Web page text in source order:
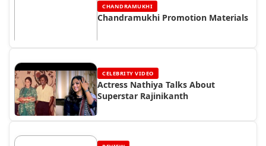
CHANDRAMUKHI
Chandramukhi Promotion Materials
CELEBRITY VIDEO
Actress Nathiya Talks About
Superstar Rajinikanth